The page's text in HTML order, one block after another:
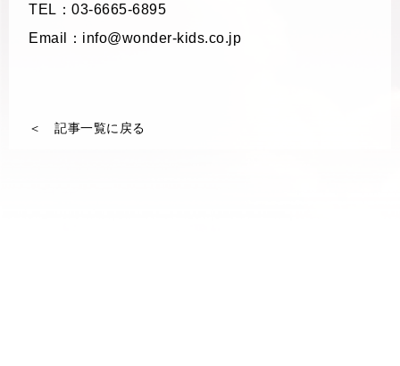
TEL：03-6665-6895
Email：info@wonder-kids.co.jp
＜ 記事一覧に戻る